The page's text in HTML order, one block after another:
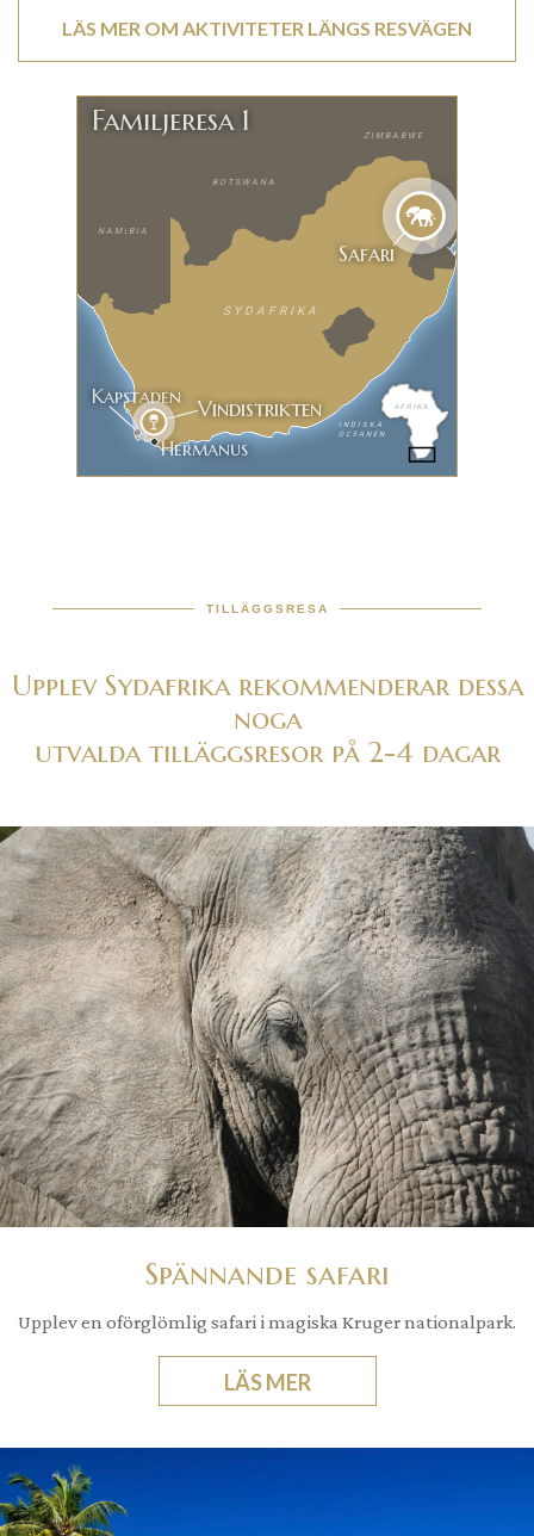
LÄS MER OM AKTIVITETER LÄNGS RESVÄGEN
ZIMBABWE
BOTSWANA
NAMIBIA
Safari
SYDAFRIKA
Kapstaden Vindistrikten
INDISKA
OCEANEN
Hermanus
Familjeresa 1
AFRIKA
TILLÄGGSRESA
Upplev Sydafrika rekommenderar dessa
noga
utvalda tilläggsresor på 2-4 dagar
Spännande safari
Upplev en oförglömlig safari i magiska Kruger nationalpark.
LÄS MER